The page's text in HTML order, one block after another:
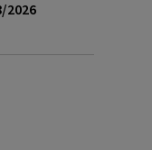
2026